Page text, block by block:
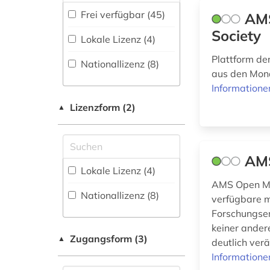
Energietechnik (28)
Ethnologie (15)
Geographie (26)
Skandinavistik (21)
Geschichte (29)
Geschichte der
Pädagogik und des
Bildungswesens (1)
astronomie (4)
astrophysics (1)
astrophysik (1)
bauingenieurwesen
(1)
betriebswirtschaftslehre
(1)
bibliografie (11)
bibliographie (8)
biographie (1)
Portal (29)
Sammlung Nicht-
Textueller-Materialien
(102)
Enzyklopädie,
Nachschlagwerk (26)
Zeitschriftenbibliographie
(2
Frei verfügbar (45)
Lokale Lizenz (4)
Nationallizenz (8)
▲ Lizenzform (2)
Lokale Lizenz (4)
Nationallizenz (8)
▲ Zugangsform (3)
Society
Plattform
aus den
AMS Open
verfügbare
keiner
deutlich